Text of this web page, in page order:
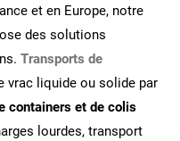
et en Europe, notre
des solutions
Transports de
vrac liquide ou solide par
containers et de colis
lourdes, transport